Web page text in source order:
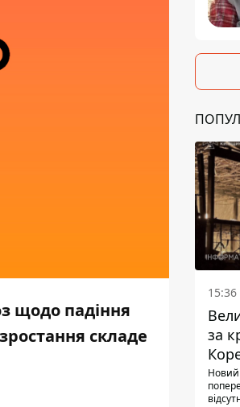
щодо падіння
складе
15:36
за
Новий